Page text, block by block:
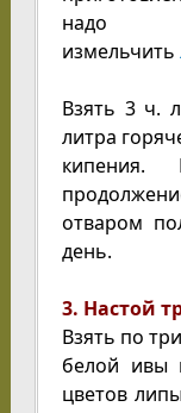
надо
измельчить
Взять 3 ч.
литра
отваром
день.
3. Настой
Взять по
белой ивы
цветов